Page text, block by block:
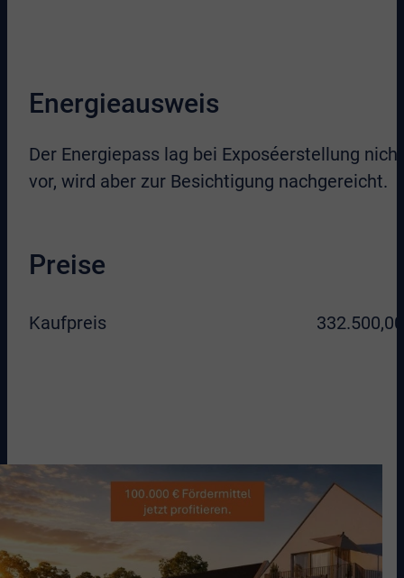
Energieausweis
Der Energiepass lag bei Exposéerstellung nicht
vor, wird aber zur Besichtigung nachgereicht.
Preise
Kaufpreis